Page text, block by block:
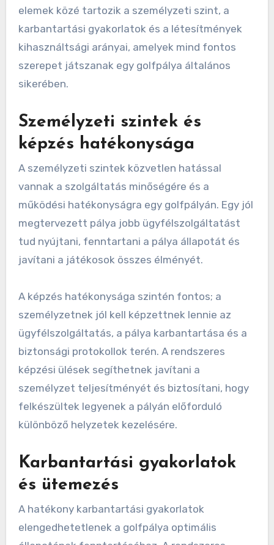
teljesítményét?
Az operatív tényezők jelentősen befolyásolják a
golfpályák teljesítményét, hatással vannak
mind a játékosok elégedettségére, mind a
elemek közé tartozik a személyzeti szint, a
karbantartási gyakorlatok és a létesítmények
kihasználtsági arányai, amelyek mind fontos
szerepet játszanak egy golfpálya általános
sikerében.
Személyzeti szintek és
képzés hatékonysága
vannak a szolgáltatás minőségére és a
működési hatékonyságra egy golfpályán. Egy jól
megtervezett pálya jobb ügyfélszolgáltatást
tud nyújtani, fenntartani a pálya állapotát és
javítani a játékosok összes élményét.
A képzés hatékonysága szintén fontos; a
személyzetnek jól kell képzettnek lennie az
biztonsági protokollok terén. A rendszeres
képzési ülések segíthetnek javítani a
felkészültek legyenek a pályán előforduló
különböző helyzetek kezelésére.